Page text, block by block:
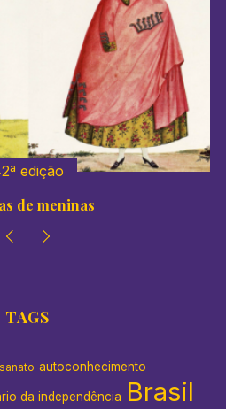
edição
de meninas
TAGS
autoconhecimento
da independência Brasil